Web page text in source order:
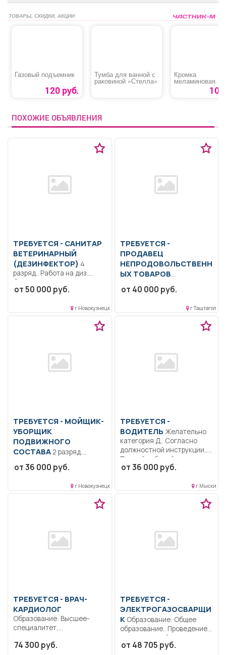
ТОВАРЫ, СКИДКИ, АКЦИИ
Газовый подъемник
120 руб.
Тумба для ванной с
раковиной «Стелла»
Кромка
меламиновая
10
ПОХОЖИЕ ОБЪЯВЛЕНИЯ
ТРЕБУЕТСЯ - САНИТАР
ВЕТЕРИНАРНЫЙ
(ДЕЗИНФЕКТОР)
разряд.. Работа на диз.
барьерах, на складе вет....
от 50 000 руб.
г Новокузнецк
ТРЕБУЕТСЯ -
ПРОДАВЕЦ
НЕПРОДОВОЛЬСТВЕНН
ЫХ ТОВАРОВ
образование..
покупателей по товарам и
от 40 000 руб.
г Таштагол
ТРЕБУЕТСЯ - МОЙЩИК-
УБОРЩИК
ПОДВИЖНОГО
СОСТАВА
образование.. Наружная
состава вручную...
от 36 000 руб.
г Новокузнецк
ТРЕБУЕТСЯ -
ВОДИТЕЛЬ
категория Д.. Согласно
должностной инструкции..
Полный рабочий день..
от 36 000 руб.
г Мыски
ТРЕБУЕТСЯ - ВРАЧ-
КАРДИОЛОГ
Образование: Высшее-
специалитет,
Ответственность.
74 300 руб.
ТРЕБУЕТСЯ -
ЭЛЕКТРОГАЗОСВАРЩИ
КОбразование: Общее
образование.. Проведение
сварочных работ.. Полный
рабочий день..
от 48 705 руб.